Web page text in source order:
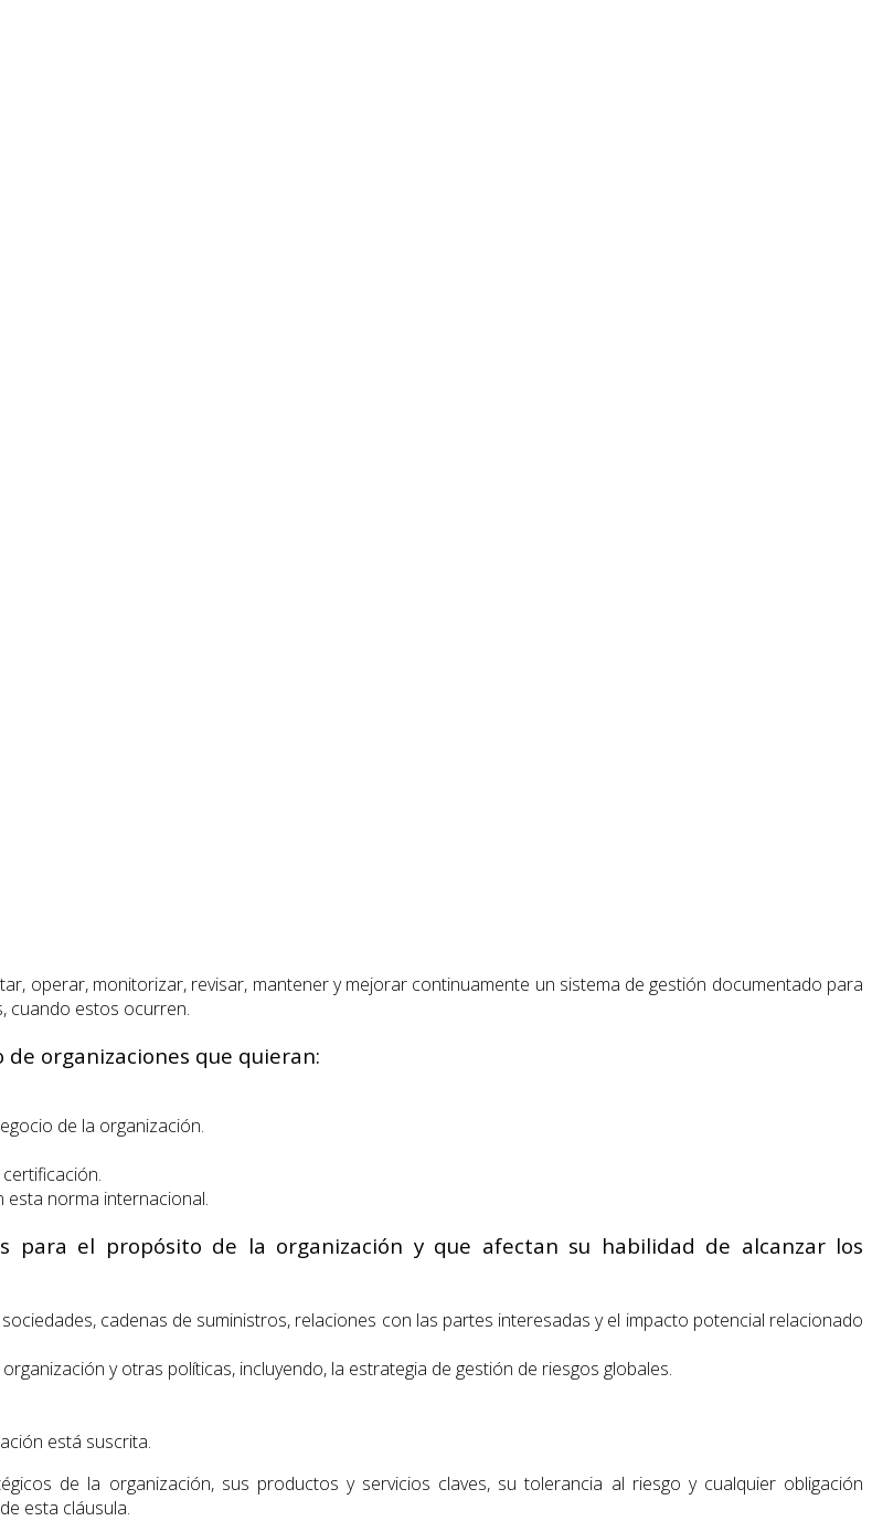
operar, monitorizar, revisar, mantener y mejorar continuamente un sistema de gestión documentado para
cuando estos ocurren.
organizaciones que quieran:
de la organización.
norma internacional.
para el propósito de la organización y que afectan su habilidad de alcanzar los
cadenas de suministros, relaciones con las partes interesadas y el impacto potencial relacionado
y otras políticas, incluyendo, la estrategia de gestión de riesgos globales.
está suscrita.
de la organización, sus productos y servicios claves, su tolerancia al riesgo y cualquier obligación
esta cláusula.